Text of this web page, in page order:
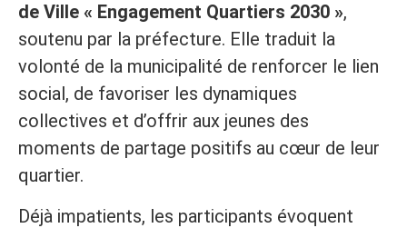
de Ville « Engagement Quartiers 2030 »,
soutenu par la préfecture. Elle traduit la
volonté de la municipalité de renforcer le lien
social, de favoriser les dynamiques
collectives et d’offrir aux jeunes des
moments de partage positifs au cœur de leur
quartier.
Déjà impatients, les participants évoquent